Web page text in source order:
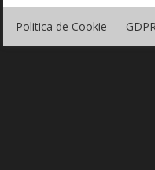
Politica de Cookie